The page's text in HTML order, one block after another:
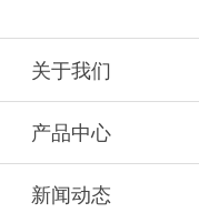
关于我们
产品中心
新闻动态